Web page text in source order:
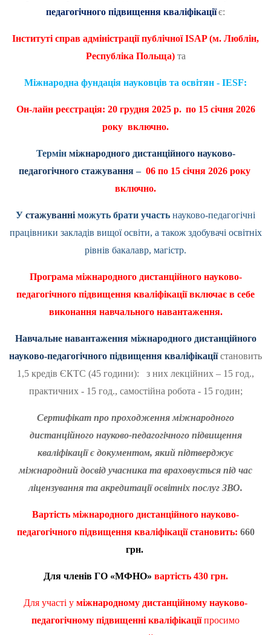
педагогічного підвищення кваліфікаціїє:
Інституті справ адміністрації публічноїISAP(м. Люблін,
Республіка Польща)та
Міжнародна фундація науковців та освітян - IESF:
Он-лайн реєстрація: 20 грудня 2025 р. по 15 січня 2026
року включно.
Термін міжнародного дистанційного науково-
педагогічного стажування– 06 по 15 січня 2026 року
включно.
У стажуванні можуть брати участь науково-педагогічні
працівники закладів вищої освіти, а також здобувачі освітніх
рівнів бакалавр, магістр.
Програма міжнародного дистанційного науково-
педагогічного підвищення кваліфікації включає в себе
виконання навчального навантаження.
Навчальне навантаження міжнародного дистанційного
науково-педагогічного підвищення кваліфікаціїстановить
1,5 кредів ЄКТС (45 години): з них лекційних – 15 год.,
практичних - 15 год., самостійна робота - 15 годин;
Сертифікат про проходження міжнародного
дистанційного науково-педагогічного підвищення
кваліфікації є документом, який підтверджує
міжнародний досвід учасника та враховується під час
ліцензування та акредитації освітніх послуг ЗВО.
Вартість міжнародного дистанційного науково-
педагогічного підвищення кваліфікації становить: 660
грн.
Для членів ГО «МФНО» вартість 430 грн.
Для участі у міжнародному дистанційному науково-
педагогічному підвищенні кваліфікаціїпросимо